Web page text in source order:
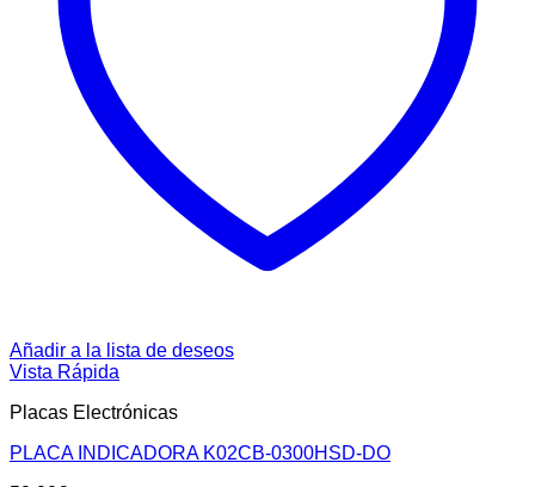
Añadir a la lista de deseos
Vista Rápida
Placas Electrónicas
PLACA INDICADORA K02CB-0300HSD-DO